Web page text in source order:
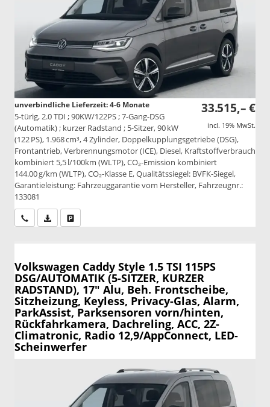
33.515,– €
incl. 19% MwSt.
unverbindliche Lieferzeit: 4-6 Monate
5-türig, 2.0 TDI ; 90KW/122PS ; 7-Gang-DSG
(Automatik) ; kurzer Radstand ; 5-Sitzer, 90 kW
(122 PS), 1.968 cm³, 4 Zylinder, Doppelkupplungsgetriebe (DSG),
Frontantrieb, Verbrennungsmotor (ICE), Diesel, Kraftstoffverbrauch
kombiniert 5,5 l/100km (WLTP), CO₂-Emission kombiniert
144.00 g/km (WLTP), CO₂-Klasse E, Qualitätssiegel: BVFK-Siegel,
Garantieleistung: Fahrzeuggarantie vom Hersteller, Fahrzeugnr.:
133081
Wir rufen Sie anPDF-Datei, Fahrzeugexposé drucken
Volkswagen Caddy Style 1.5 TSI 115PS
DSG/AUTOMATIK (5-SITZER, KURZER
RADSTAND), 17" Alu, Beh. Frontscheibe,
Sitzheizung, Keyless, Privacy-Glas, Alarm,
ParkAssist, Parksensoren vorn/hinten,
Rückfahrkamera, Dachreling, ACC, 2Z-
Climatronic, Radio 12,9/AppConnect, LED-
Scheinwerfer